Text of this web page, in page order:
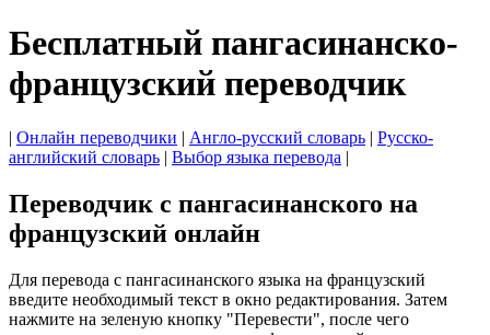
Бесплатный пангасинанско-
французский переводчик
| Онлайн переводчики | Англо-русский словарь | Русско-
английский словарь | Выбор языка перевода |
Переводчик с пангасинанского на
французский онлайн
Для перевода с пангасинанского языка на французский
введите необходимый текст в окно редактирования. Затем
нажмите на зеленую кнопку "Перевести", после чего